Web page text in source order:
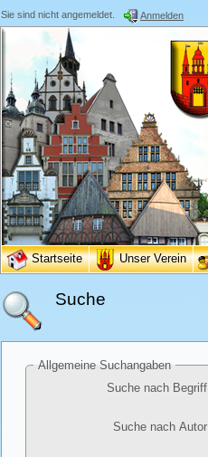
Sie sind nicht angemeldet. Anmelden
Startseite Unser Verein
Suche
Allgemeine Suchangaben
Suche nach Begriff
Suche nach Autor